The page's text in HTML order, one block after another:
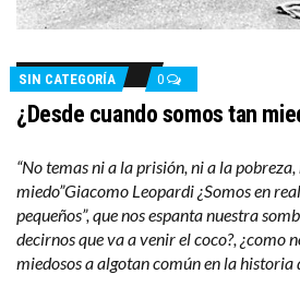
SIN CATEGORÍA 0
¿Desde cuando somos tan
“No temas ni a la prisión, ni a la
miedo”Giacomo Leopardi ¿Somos en
pequeños”, que nos espanta nuestra
decirnos que va a venir el coco?, ¿como
miedosos a algotan común en la